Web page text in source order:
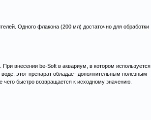
Одного флакона (200 мл) достаточно для обработки
внесении be-Soft в аквариум, в котором используется
этот препарат обладает дополнительным полезным
быстро возвращается к исходному значению.